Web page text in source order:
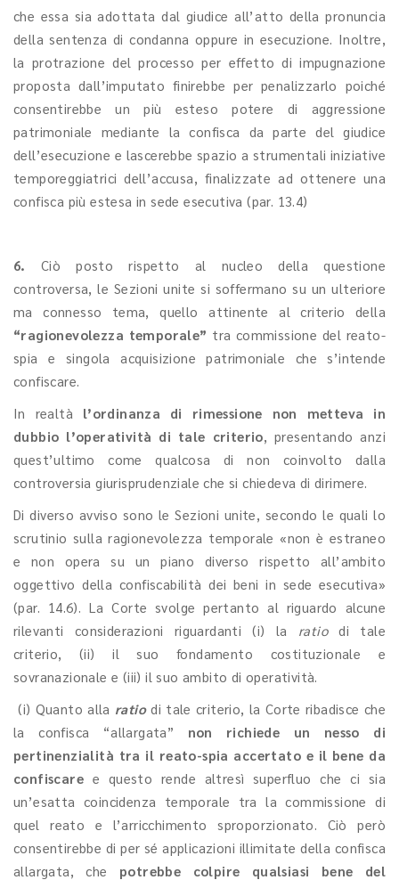
che essa sia adottata dal giudice all’atto della pronuncia
della sentenza di condanna oppure in esecuzione. Inoltre,
la protrazione del processo per effetto di impugnazione
proposta dall’imputato finirebbe per penalizzarlo poiché
consentirebbe un più esteso potere di aggressione
patrimoniale mediante la confisca da parte del giudice
dell’esecuzione e lascerebbe spazio a strumentali iniziative
temporeggiatrici dell’accusa, finalizzate ad ottenere una
confisca più estesa in sede esecutiva (par. 13.4)
6. Ciò posto rispetto al nucleo della questione
controversa, le Sezioni unite si soffermano su un ulteriore
ma connesso tema, quello attinente al criterio della
“ragionevolezza temporale” tra commissione del reato-
spia e singola acquisizione patrimoniale che s’intende
confiscare.
In realtà l’ordinanza di rimessione non metteva in
dubbio l’operatività di tale criterio, presentando anzi
quest’ultimo come qualcosa di non coinvolto dalla
controversia giurisprudenziale che si chiedeva di dirimere.
Di diverso avviso sono le Sezioni unite, secondo le quali lo
scrutinio sulla ragionevolezza temporale «non è estraneo
e non opera su un piano diverso rispetto all’ambito
oggettivo della confiscabilità dei beni in sede esecutiva»
(par. 14.6). La Corte svolge pertanto al riguardo alcune
rilevanti considerazioni riguardanti (i) la ratiodi tale
criterio, (ii) il suo fondamento costituzionale e
sovranazionale e (iii) il suo ambito di operatività.
(i) Quanto alla ratiodi tale criterio, la Corte ribadisce che
la confisca “allargata” non richiede un nesso di
pertinenzialità tra il reato-spia accertato e il bene da
confiscare e questo rende altresì superfluo che ci sia
un’esatta coincidenza temporale tra la commissione di
quel reato e l’arricchimento sproporzionato. Ciò però
consentirebbe di per sé applicazioni illimitate della confisca
allargata, che potrebbe colpire qualsiasi bene del